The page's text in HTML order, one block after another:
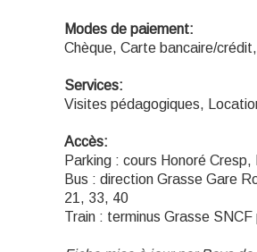
Modes de paiement:
Chèque, Carte bancaire/
Services:
Visites pédagogiques,
Accès:
Parking : cours Honoré
Bus : direction Grasse Gare
21, 33, 40
Train : terminus Grasse